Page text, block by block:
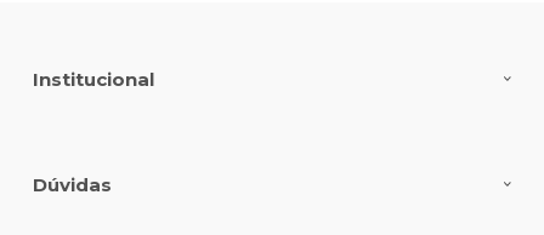
Institucional
Dúvidas